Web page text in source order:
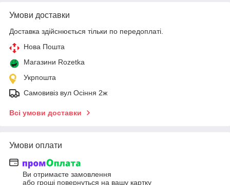
Умови доставки
Доставка здійснюється тільки по передоплаті.
Нова Пошта
Магазини Rozetka
Укрпошта
Самовивіз вул Осіння 2ж
Всі умови доставки
Умови оплати
Ви отримаєте замовлення
або гроші повернуться на вашу картку